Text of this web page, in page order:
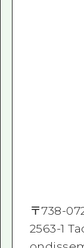
〒738-
2563-1